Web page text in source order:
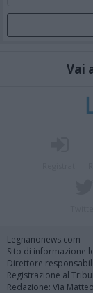
Vai
Legnanonews.com
Sito di informazione
Direttore
Registrazione al
Redazione: Via